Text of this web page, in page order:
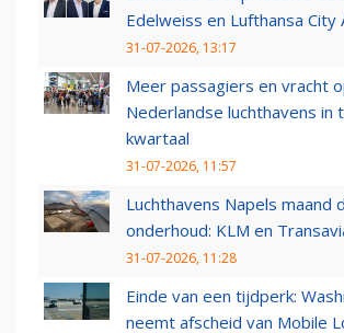
Edelweiss en Lufthansa City
31-07-2026, 13:17
Meer passagiers en vracht
Nederlandse luchthavens in
kwartaal
31-07-2026, 11:57
Luchthavens Napels maand
onderhoud: KLM en
31-07-2026, 11:28
Einde van een tijdperk:
neemt afscheid van Mobile